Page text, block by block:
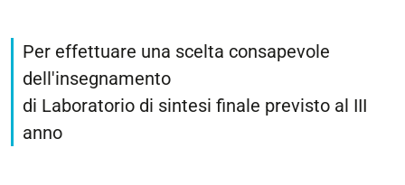
dei-
laboratori-
di-
sintesi-
finale-
a-
Per effettuare una scelta consapevole
dell'insegnamento
di Laboratorio di sintesi finale previsto al III
anno